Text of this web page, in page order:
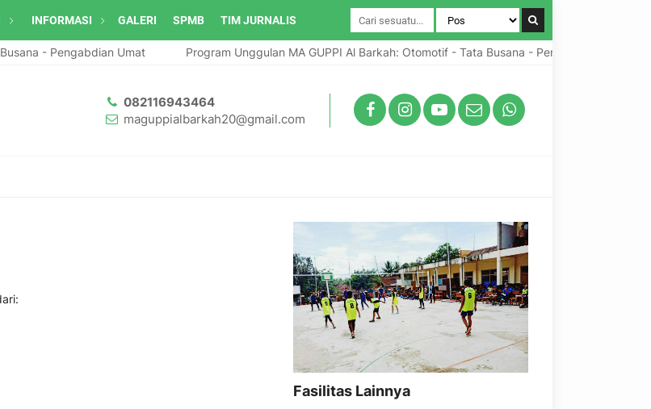
INFORMASI GALERI SPMB TIM JURNALIS
- Pengabdian Umat Program Unggulan MA GUPPI Al Barkah: Otomotif - Tata Busana - Pengabdian Umat
082116943464
maguppialbarkah20@gmail.com
Fasilitas Lainnya